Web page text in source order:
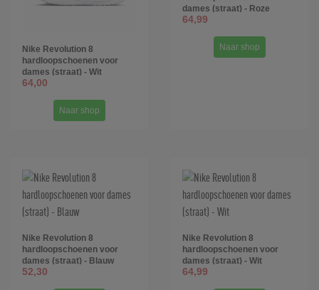
Nike Revolution 8
hardloopschoenen voor
dames (straat) - Wit
64,00
Naar shop
dames (straat) - Roze
64,99
Naar shop
Nike Revolution 8
hardloopschoenen voor
dames (straat) - Blauw
52,30
Nike Revolution 8
hardloopschoenen voor
dames (straat) - Wit
64,99